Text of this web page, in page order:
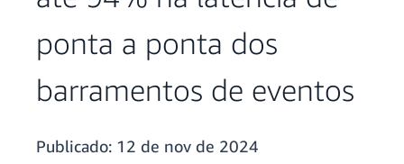
ponta a ponta dos
barramentos de eventos
Publicado: 12 de nov de 2024